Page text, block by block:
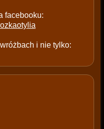
facebooku:
i nie tylko: